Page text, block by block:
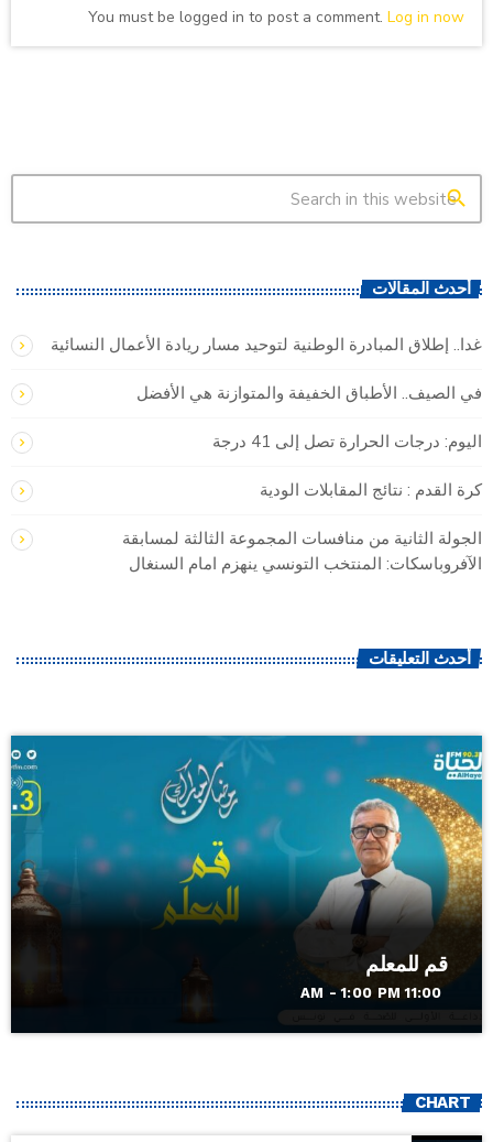
You must be logged in to post a comment. Log in now
search
أحدث المقالات
غدا.. إطلاق المبادرة الوطنية لتوحيد مسار ريادة الأعمال النسائية
في الصيف.. الأطباق الخفيفة والمتوازنة هي الأفضل
اليوم: درجات الحرارة تصل إلى 41 درجة
كرة القدم : نتائج المقابلات الودية
الجولة الثانية من منافسات المجموعة الثالثة لمسابقة
الآفروباسكات: المنتخب التونسي ينهزم امام السنغال
أحدث التعليقات
قم للمعلم
11:00 AM - 1:00 PM
CHART